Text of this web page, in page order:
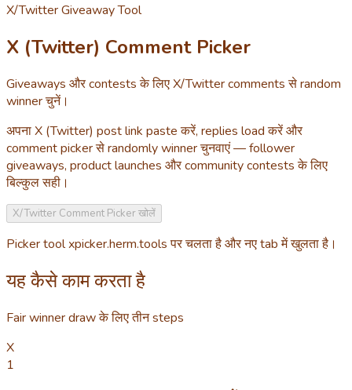
X/Twitter Giveaway Tool
X (Twitter) Comment Picker
Giveaways और contests के लिए X/Twitter comments से random
winner चुनें।
अपना X (Twitter) post link paste करें, replies load करें और
comment picker से randomly winner चुनवाएं — follower
giveaways, product launches और community contests के लिए
बिल्कुल सही।
X/Twitter Comment Picker खोलें
Picker tool xpicker.herm.tools पर चलता है और नए tab में खुलता है।
यह कैसे काम करता है
Fair winner draw के लिए तीन steps
X
1